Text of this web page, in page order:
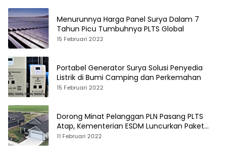
Menurunnya Harga Panel Surya Dalam 7
Tahun Picu Tumbuhnya PLTS Global
15 Februari 2022
Portabel Generator Surya Solusi Penyedia
Listrik di Bumi Camping dan Perkemahan
15 Februari 2022
Dorong Minat Pelanggan PLN Pasang PLTS
Atap, Kementerian ESDM Luncurkan Paket
Hibah SEF
11 Februari 2022